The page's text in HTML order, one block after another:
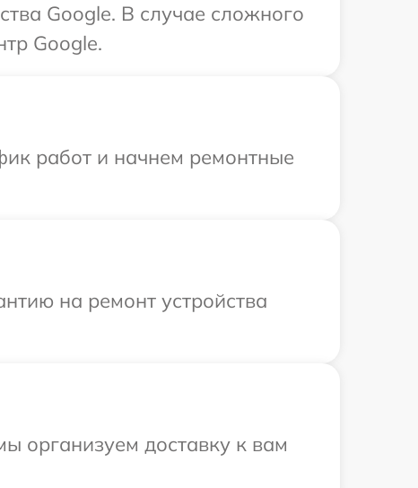
Google. В случае сложного
Google.
работ и начнем ремонтные
на ремонт устройства
организуем доставку к вам